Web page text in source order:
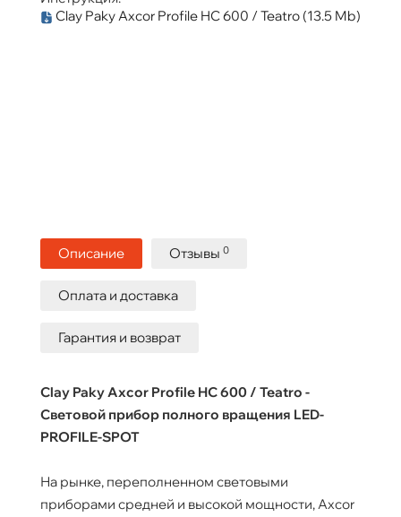
Clay Paky Axcor Profile HC 600 / Teatro (13.5 Mb)
Описание Отзывы 0
Оплата и доставка
Гарантия и возврат
Clay Paky Axcor Profile HC 600 / Teatro -
Световой прибор полного вращения LED-
PROFILE-SPOT
На рынке, переполненном световыми
приборами средней и высокой мощности, Axcor